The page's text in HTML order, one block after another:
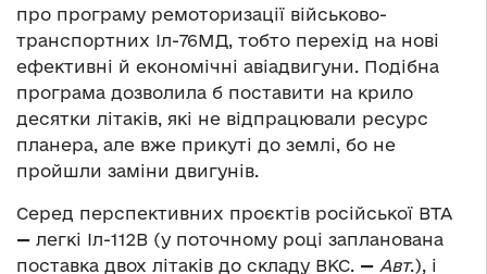
про програму ремоторизації військово-
транспортних Іл-76МД, тобто перехід на нові
ефективні й економічні авіадвигуни. Подібна
програма дозволила б поставити на крило
десятки літаків, які не відпрацювали ресурс
планера, але вже прикуті до землі, бо не
пройшли заміни двигунів.
Серед перспективних проєктів російської ВТА
— легкі Іл-112В (у поточному році запланована
поставка двох літаків до складу ВКС. — Авт.), і